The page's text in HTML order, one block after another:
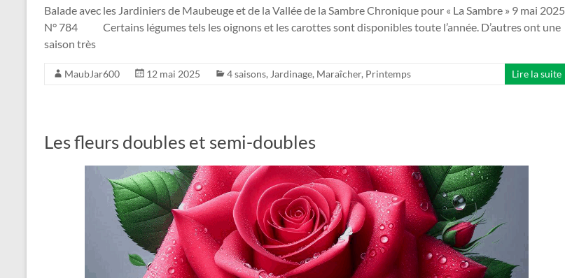
Balade avec les Jardiniers de Maubeuge et de la Vallée de la Sambre Chronique pour « La Sambre » 9 mai 2025
N° 784 Certains légumes tels les oignons et les carottes sont disponibles toute l’année. D’autres ont une
saison très
MaubJar600 12 mai 2025 4 saisons, Jardinage, Maraîcher, Printemps Lire la suite
Les fleurs doubles et semi-doubles